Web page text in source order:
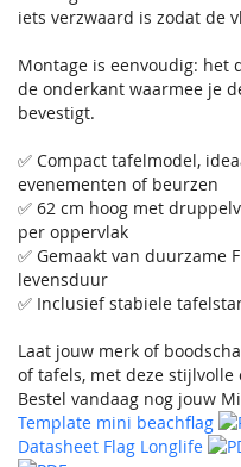
iets verzwaard is zodat de
Montage is eenvoudig: het
de onderkant waarmee je
bevestigt.
✅ Compact tafelmodel,
evenementen of beurzen
✅ 62 cm hoog met
per oppervlak
✅ Gemaakt van duurzame
levensduur
✅ Inclusief stabiele
Laat jouw merk of
of tafels, met deze
Bestel vandaag nog jouw
Template mini beachflag
Datasheet Flag Longlife